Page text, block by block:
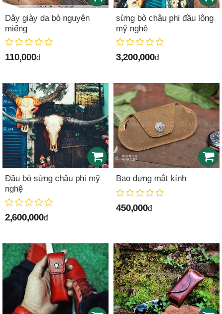
Dây giày da bò nguyên
miếng
110,000đ
sừng bò châu phi đầu lông
mỹ nghệ
3,200,000đ
Đầu bò sừng châu phi mỹ
nghệ
2,600,000đ
Bao đựng mắt kính
450,000đ